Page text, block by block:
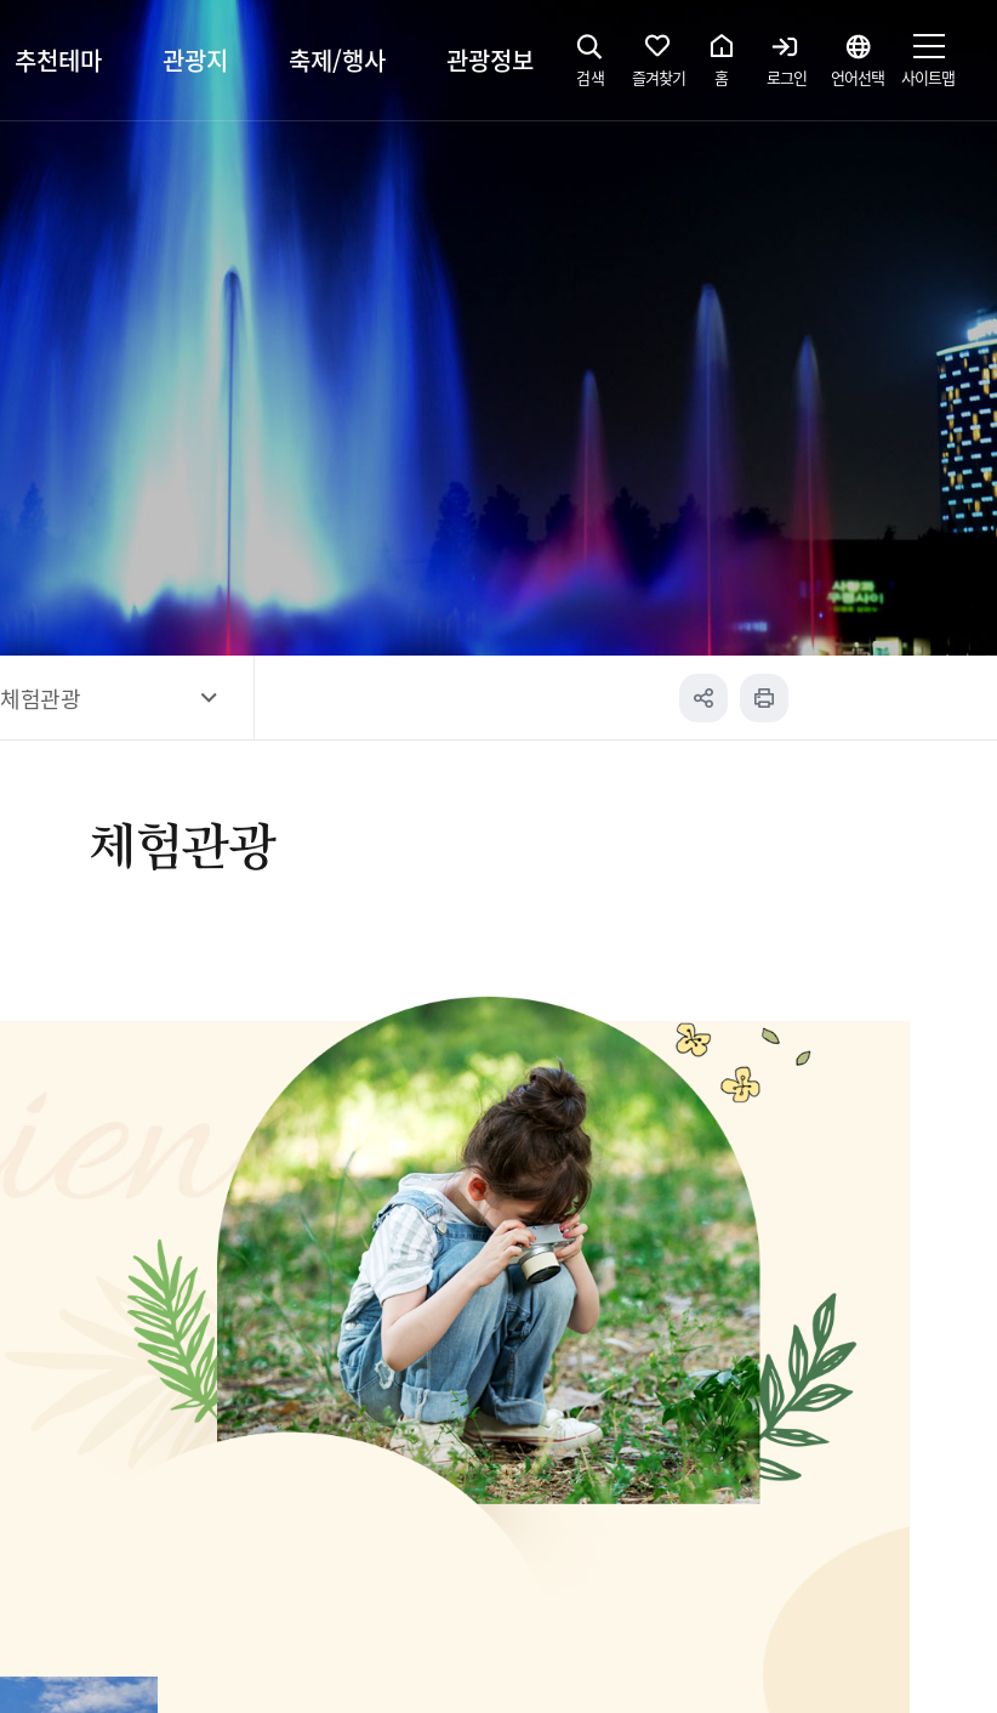
추천테마
행주산성
서오릉/서삼릉
장항습지
누리길
벚꽃명소
고양시 예술창작공간 새들
관광지 축제/행사
행사소개
프로그램 안내
관광정보
대표먹거리
전통시장
문화관광해설사 예약하기
해설사 공간
전자관광지도 다도라
관광안내홍보물
검색 즐겨찾기 홈 로그인 언어선택 사이트맵
체험관광
체험관광